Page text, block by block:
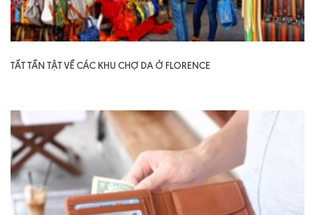
TẤT TẦN TẬT VỀ CÁC KHU CHỢ DA Ở FLORENCE